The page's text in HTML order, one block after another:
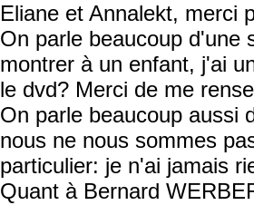
Eliane et Annalekt, merci
On parle beaucoup d'une
montrer à un enfant, j'ai
le dvd? Merci de me
On parle beaucoup aussi
nous ne nous sommes
particulier: je n'ai jamais
Quant à Bernard